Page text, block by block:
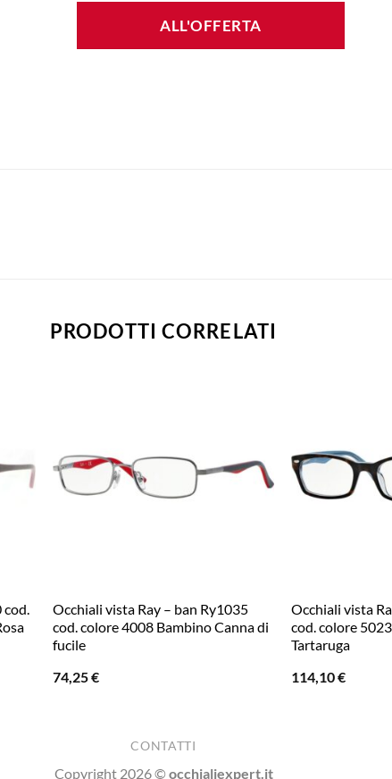
ALL'OFFERTA
PRODOTTI CORRELATI
Occhiali vista Ray – ban Ry1035
cod. colore 4008 Bambino Canna di
fucile
74,25€
Occhiali vista
cod. colore
Tartaruga
114,10€
CONTATTI
Copyright 2026 ©occhialiexpert.it